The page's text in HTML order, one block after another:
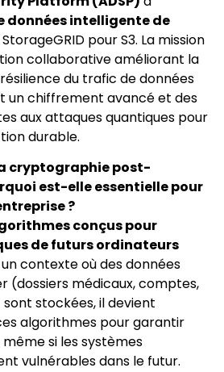
données intelligente de
pour S3. La mission
collaborative améliorant la
du trafic de données
un chiffrement avancé et des
aux attaques quantiques pour
durable.
cryptographie post-
est-elle essentielle pour
?
conçus pour
de futurs ordinateurs
un contexte où des données
(dossiers médicaux, comptes,
stockées, il devient
algorithmes pour garantir
si les systèmes
vulnérables dans le futur.